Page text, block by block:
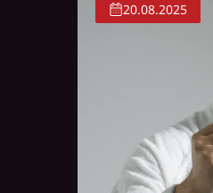
20.08.2025